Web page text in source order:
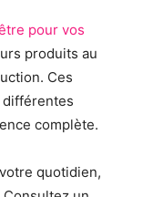
pour vos
produits au
Ces
complète.
quotidien,